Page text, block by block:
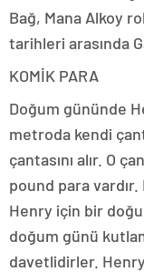
Bağ, Mana Alkoy
tarihleri arasında
KOMİK PARA
Doğum gününde
metroda kendi
çantasını alır. O
pound para
Henry için bir
doğum günü
davetlidirler.